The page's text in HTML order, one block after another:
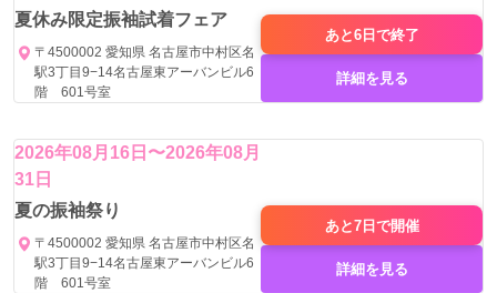
小物やヘアメイクで雰囲気を調整できます。実際のコーデ
ィネートを見てもらうことで納得されるケースが多いで
す。
柄の配置やサイズによって印象は変わります。合う一着が
あるかどうかは試着での確認が最も確実です。
Q4. 前撮りでよりかっこよく見せるコツはありますか？
メイク、ネイル、ポージングまで含めて統一感を出すこと
が重要です。撮影に慣れたスタッフがいる環境だと仕上が
りに差が出ます。
夏休み限定振袖試着フェア
〒4500002 愛知県 名古屋市中村区名
駅3丁目9−14名古屋東アーバンビル6
階 601号室
あと6日で終了
詳細を見る
2026年08月16日〜2026年08月
31日
夏の振袖祭り
〒4500002 愛知県 名古屋市中村区名
駅3丁目9−14名古屋東アーバンビル6
階 601号室
あと7日で開催
詳細を見る